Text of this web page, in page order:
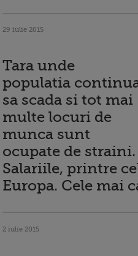
29 iulie 2015
Tara unde
populatia
sa scada si tot mai
multe locuri de
munca sunt
ocupate de straini.
Salariile, printre
Europa. Cele mai
2 iulie 2015